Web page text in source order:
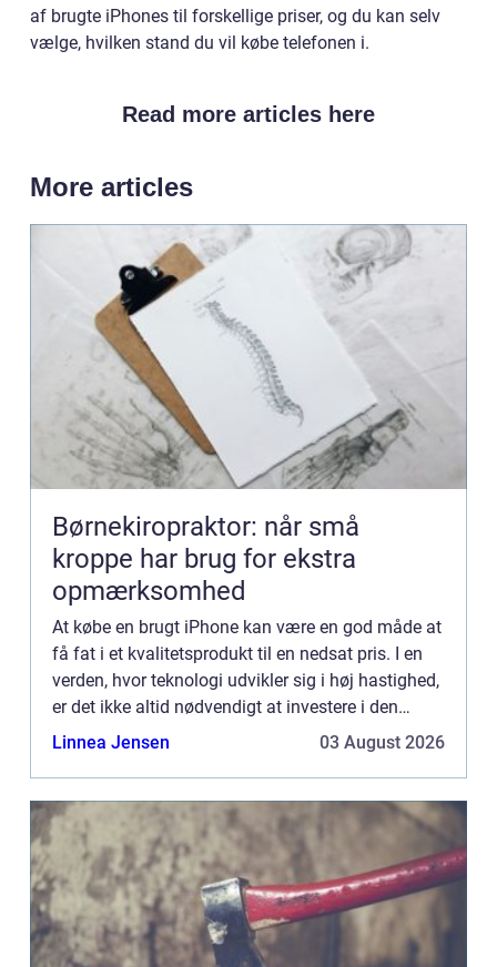
af brugte iPhones til forskellige priser, og du kan selv
vælge, hvilken stand du vil købe telefonen i.
Read more articles here
More articles
Børnekiropraktor: når små
kroppe har brug for ekstra
opmærksomhed
At købe en brugt iPhone kan være en god måde at
få fat i et kvalitetsprodukt til en nedsat pris. I en
verden, hvor teknologi udvikler sig i høj hastighed,
er det ikke altid nødvendigt at investere i den
nyeste m...
Linnea Jensen 03 August 2026